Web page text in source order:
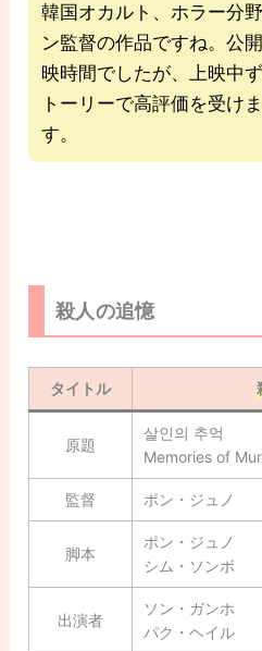
韓国オカルト、ホラー分
ン監督の作品ですね。公
映時間でしたが、上映中
トーリーで高評価を受け
す。
殺人の追憶
タイトル
原題
살인의 추억
Memories of
監督 ポン・ジュノ
脚本
ポン・ジュノ
シム・ソンボ
出演者
ソン・ガンホ
パク・ヘイル